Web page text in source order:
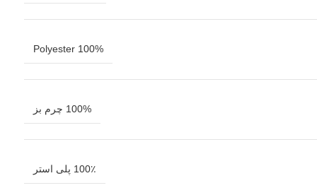
100% Polyester
100% چرم بز
100٪ پلی استر